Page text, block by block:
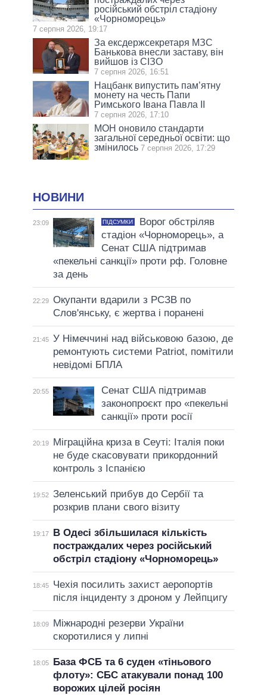
російський обстріл стадіону
«Чорноморець»
7 серпня 2026, 19:17
За ексдержсекретаря МЗС
Банькова внесли заставу, він
вийшов із СІЗО
7 серпня 2026, 16:51
Нацбанк випустить пам’ятну
монету на честь Папи
Римського Івана Павла II
7 серпня 2026, 17:10
МОН оновило стандарти
загальної середньої освіти: що
змінилось 7 серпня 2026, 17:29
НОВИНИ
23:09 ПІДСУМКИ
Ворог обстріляв
стадіон «Чорноморець», а
Сенат США підтримав
«пекельні санкції» проти рф. Головне
за день
22:29 Окупанти вдарили з РСЗВ по
Слов'янську, є жертва і поранені
21:45 У Німеччині над військовою базою, де
ремонтують системи Patriot, помітили
невідомі БПЛА
20:55
Сенат США підтримав
законопроєкт про «пекельні
санкції» проти росії
20:19
Міграційна криза в Сеуті: Італія поки
не буде скасовувати прикордонний
контроль з Іспанією
19:52 Зеленський прибув до Сербії та
розкрив плани свого візиту
19:17
В Одесі збільшилася кількість
постраждалих через російський
обстріл стадіону «Чорноморець»
18:45
Чехія посилить захист аеропортів
після інциденту з дроном у Лейпцигу
18:09
Міжнародні резерви України
скоротилися у липні
18:05
База ФСБ та 6 суден «тіньового
флоту»: СБС атакували понад 100
ворожих цілей росіян